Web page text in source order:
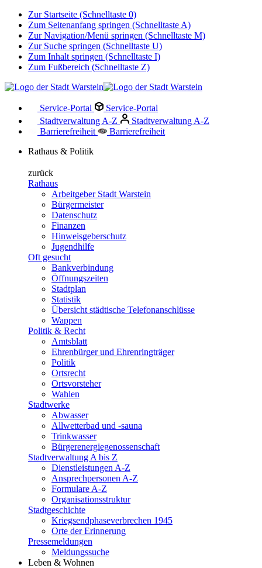
Zur Startseite (Schnelltaste 0)
Zum Seitenanfang springen (Schnelltaste A)
Zur Navigation/Menü springen (Schnelltaste M)
Zur Suche springen (Schnelltaste U)
Zum Inhalt springen (Schnelltaste I)
Zum Fußbereich (Schnelltaste Z)
Service-Portal
Service-Portal
Stadtverwaltung A-Z
Stadtverwaltung A-Z
Barrierefreiheit
Barrierefreiheit
Rathaus & Politik
zurück
Rathaus
Arbeitgeber Stadt Warstein
Bürgermeister
Datenschutz
Finanzen
Hinweisgeberschutz
Jugendhilfe
Oft gesucht
Bankverbindung
Öffnungszeiten
Stadtplan
Statistik
Übersicht städtische Telefonanschlüsse
Wappen
Politik & Recht
Amtsblatt
Ehrenbürger und Ehrenringträger
Politik
Ortsrecht
Ortsvorsteher
Wahlen
Stadtwerke
Abwasser
Allwetterbad und -sauna
Trinkwasser
Bürgerenergiegenossenschaft
Stadtverwaltung A bis Z
Dienstleistungen A-Z
Ansprechpersonen A-Z
Formulare A-Z
Organisationsstruktur
Stadtgeschichte
Kriegsendphaseverbrechen 1945
Orte der Erinnerung
Pressemeldungen
Meldungssuche
Leben & Wohnen